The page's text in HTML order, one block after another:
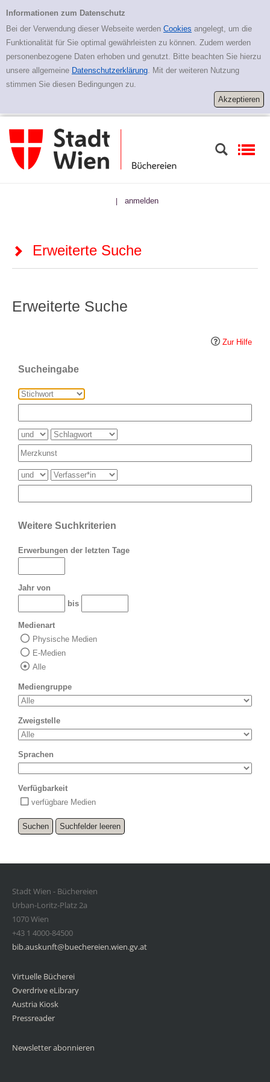
Erweiterte Suche
Informationen zum Datenschutz
Bei der Verwendung dieser Webseite werden Cookies angelegt, um die
Funktionalität für Sie optimal gewährleisten zu können. Zudem werden
personenbezogene Daten erhoben und genutzt. Bitte beachten Sie hierzu
unsere allgemeine Datenschutzerklärung. Mit der weiteren Nutzung
stimmen Sie diesen Bedingungen zu.
| anmelden
Erweiterte Suche
Erweiterte Suche
Zur Hilfe
Sucheingabe
Weitere Suchkriterien
Erwerbungen der letzten Tage
Jahr von
bis
Medienart
Physische Medien
E-Medien
Alle
Mediengruppe
Zweigstelle
Sprachen
Verfügbarkeit
verfügbare Medien
Stadt Wien - Büchereien
Urban-Loritz-Platz 2a
1070 Wien
+43 1 4000-84500
bib.auskunft@buechereien.wien.gv.at
Virtuelle Bücherei
Overdrive eLibrary
Austria Kiosk
Pressreader
Newsletter abonnieren